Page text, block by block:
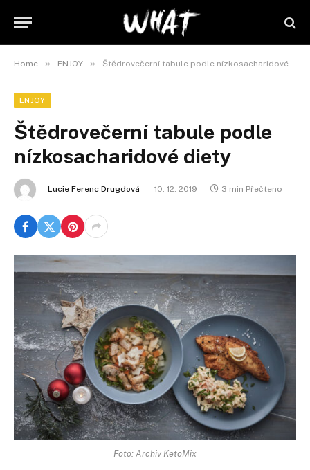
Home » ENJOY » Štědrovečerní tabule podle nízkosacharidové diety
ENJOY
Štědrovečerní tabule podle
nízkosacharidové diety
Lucie Ferenc Drugdová 10. 12. 2019 3 min Přečteno
Foto: Archiv KetoMix